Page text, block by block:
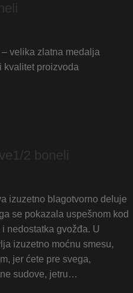
velika zlatna medalja
kvalitet proizvoda
2 boneli
izuzetno blagotvorno deluje
se pokazala uspešnom kod
nedostatka gvožđa. U
izuzetno moćnu smesu,
jer ćete pre svega,
sudove, jetru…